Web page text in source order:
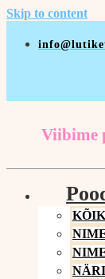
Skip to content
Viibime